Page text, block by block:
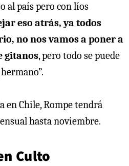
al país pero con líos
eso atrás, ya todos
no nos vamos a poner a
gitanos, pero todo se puede
en Chile, Rompe tendrá
hasta noviembre.
Culto